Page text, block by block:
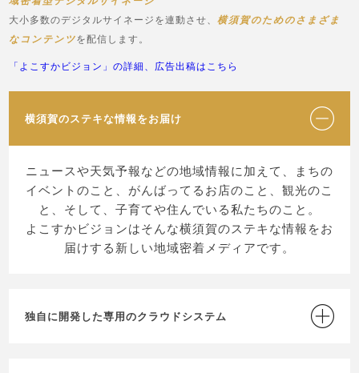
大小多数のデジタルサイネージを連動させ、横須賀のためのさまざま
なコンテンツを配信します。
「よこすかビジョン」の詳細、広告出稿はこちら
横須賀のステキな情報をお届け
ニュースや天気予報などの地域情報に加えて、まちの
イベントのこと、がんばってるお店のこと、観光のこ
と、そして、子育てや住んでいる私たちのこと。
よこすかビジョンはそんな横須賀のステキな情報をお
届けする新しい地域密着メディアです。
独自に開発した専用のクラウドシステム